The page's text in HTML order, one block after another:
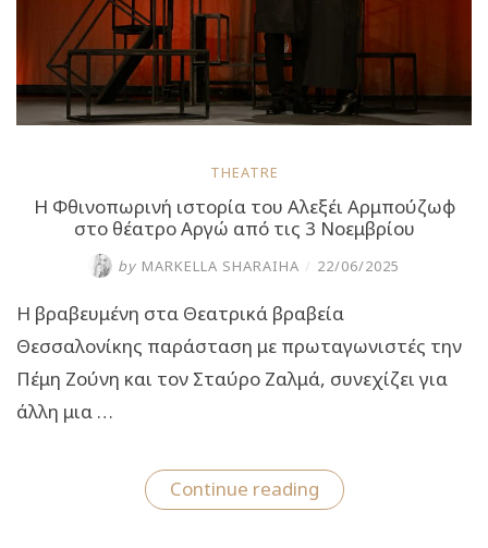
THEATRE
Η Φθινοπωρινή ιστορία του Αλεξέι Αρμπούζωφ
στο θέατρο Αργώ από τις 3 Νοεμβρίου
by MARKELLA SHARAIHA / 22/06/2025
Η βραβευμένη στα Θεατρικά βραβεία
Θεσσαλονίκης παράσταση με πρωταγωνιστές την
Πέμη Ζούνη και τον Σταύρο Ζαλμά, συνεχίζει για
άλλη μια …
Continue reading“Η
Φθινοπωρινή